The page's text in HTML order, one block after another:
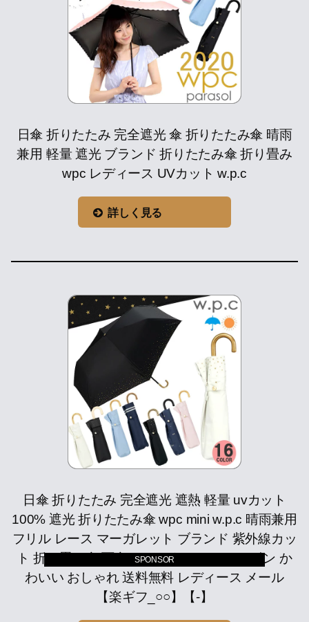
日傘 折りたたみ 完全遮光 傘 折りたたみ傘 晴雨
兼用 軽量 遮光 ブランド 折りたたみ傘 折り畳み
wpc レディース UVカット w.p.c
詳しく見る
日傘 折りたたみ 完全遮光 遮熱 軽量 uvカット
100% 遮光 折りたたみ傘 wpc mini w.p.c 晴雨兼用
フリル レース マーガレット ブランド 紫外線カッ
ト 折り畳み傘 雨傘 リムスター ジェムリボン か
わいい おしゃれ 送料無料 レディース メール
【楽ギフ_○○】【-】
SPONSOR